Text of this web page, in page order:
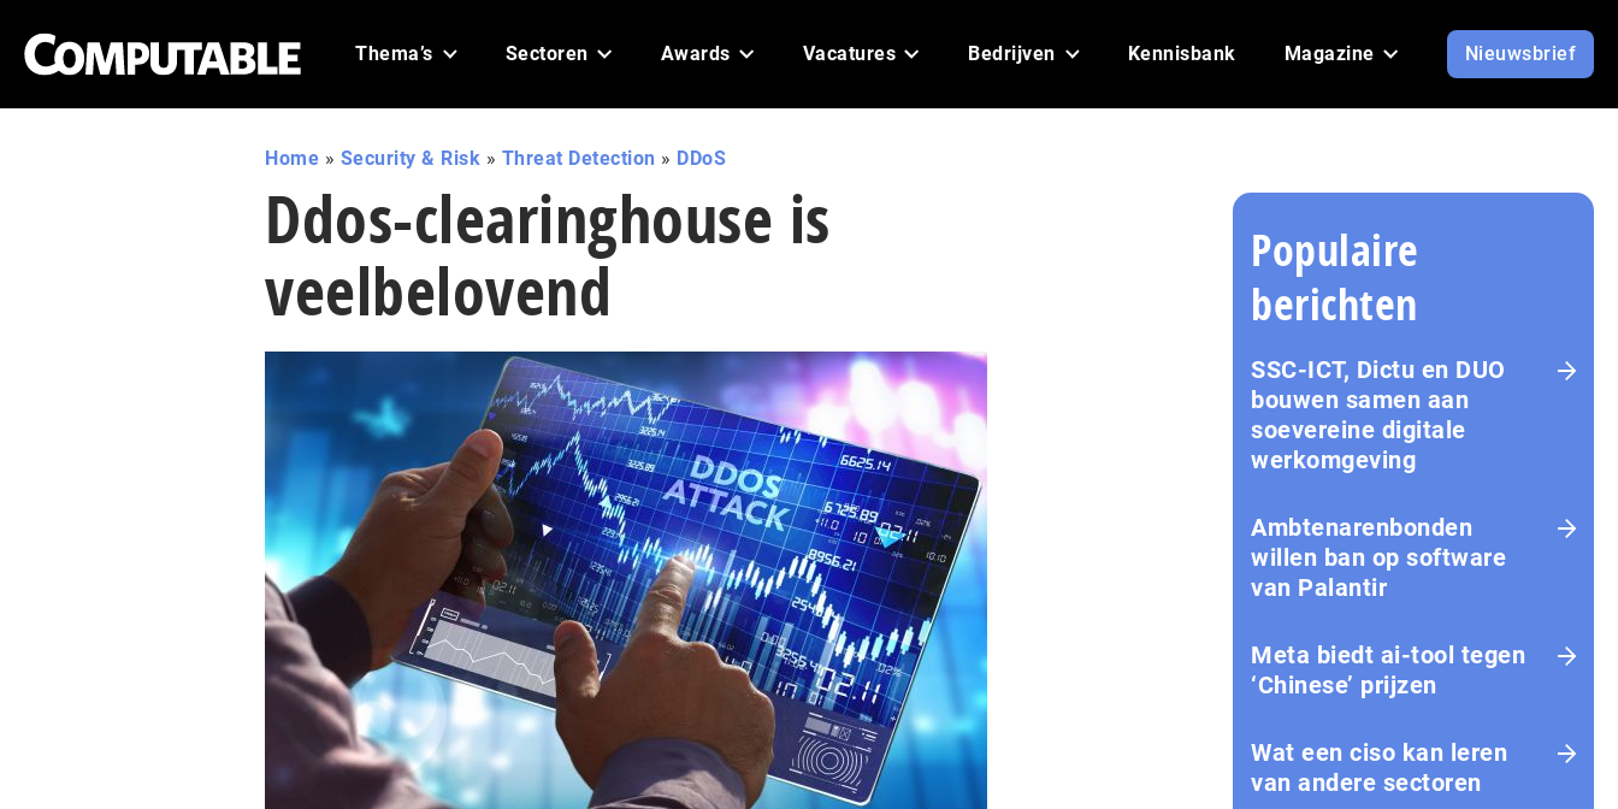
Thema’s Sectoren Awards Vacatures Bedrijven Kennisbank Magazine Nieuwsbrief
Home » Security & Risk » Threat Detection » DDoS
Ddos-clearinghouse is
veelbelovend
Populaire
berichten
SSC-ICT, Dictu en DUO
bouwen samen aan
soevereine digitale
werkomgeving
Ambtenarenbonden
willen ban op software
van Palantir
Meta biedt ai-tool tegen
‘Chinese’ prijzen
Wat een ciso kan leren
van andere sectoren